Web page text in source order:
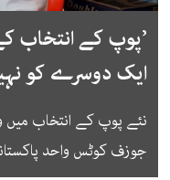
ایک دوسرے کو
جوزف کوٹس واحد